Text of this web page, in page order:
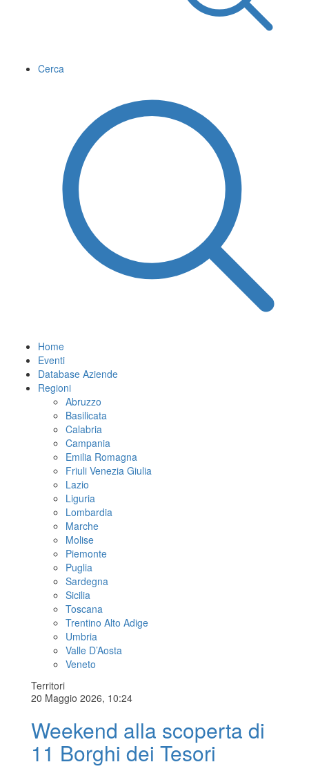
Cerca
Home
Eventi
Database Aziende
Regioni
Abruzzo
Basilicata
Calabria
Campania
Emilia Romagna
Friuli Venezia Giulia
Lazio
Liguria
Lombardia
Marche
Molise
Piemonte
Puglia
Sardegna
Sicilia
Toscana
Trentino Alto Adige
Umbria
Valle D’Aosta
Veneto
Territori
20 Maggio 2026, 10:24
Weekend alla scoperta di
11 Borghi dei Tesori​